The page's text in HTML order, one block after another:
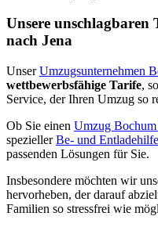
Unsere unschlagbaren
nach Jena
UnserUmzugsunternehmen
wettbewerbsfähige Tarife,
Service, der Ihren Umzug so
Ob Sie einen Umzug
speziellerBe- und
passenden Lösungen für Sie.
Insbesondere möchten wir
hervorheben, der darauf
Familien so stressfrei wie